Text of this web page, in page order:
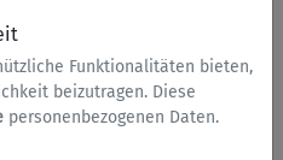
Funktionalitäten bieten,
beizutragen. Diese
personenbezogenen Daten.